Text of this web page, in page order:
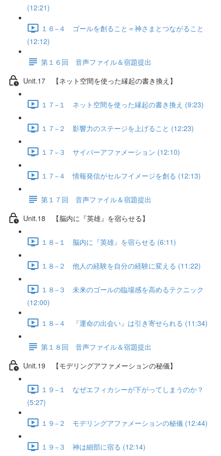
(12:21)
１６−４ ゴールを創ること＝神さまとつながること
(12:12)
第１６回 音声ファイル＆宿題提出
Unit.17 【ネット空間を使った縁起の書き換え】
１７−１ ネット空間を使った縁起の書き換え (9:23)
１７−２ 影響力のステージを上げること (12:23)
１７−３ サイバーアファメーション (12:10)
１７−４ 情報発信がセルフイメージを創る (12:13)
第１７回 音声ファイル＆宿題提出
Unit.18 【脳内に『英雄』を宿らせる】
１８−１ 脳内に『英雄』を宿らせる (6:11)
１８−２ 他人の経験を自分の経験に変える (11:22)
１８−３ 未来のゴールの臨場感を高めるテクニック
(12:00)
１８−４ 『運命の出会い』は引き寄せられる (11:34)
第１８回 音声ファイル＆宿題提出
Unit.19 【モデリングアファメーションの秘儀】
１９−１ なぜエフィカシーが下がってしまうのか？
(5:27)
１９−２ モデリングアファメーションの秘儀 (12:44)
１９−３ 神は細部に宿る (12:14)